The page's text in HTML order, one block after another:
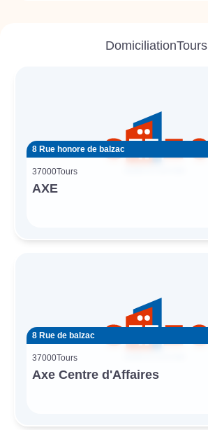
DomiciliationTours
8 Rue honore de balzac
37000Tours
AXE
8 Rue de balzac
37000Tours
Axe Centre d'Affaires